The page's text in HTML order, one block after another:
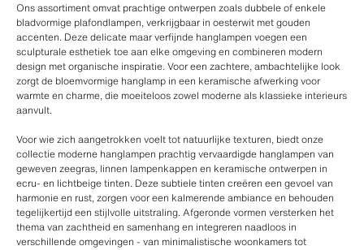
Ons assortiment omvat prachtige ontwerpen zoals dubbele of enkele
bladvormige plafondlampen, verkrijgbaar in oesterwit met gouden
accenten. Deze delicate maar verfijnde hanglampen voegen een
sculpturale esthetiek toe aan elke omgeving en combineren modern
design met organische inspiratie. Voor een zachtere, ambachtelijke look
zorgt de bloemvormige hanglamp in een keramische afwerking voor
warmte en charme, die moeiteloos zowel moderne als klassieke interieurs
aanvult.
Voor wie zich aangetrokken voelt tot natuurlijke texturen, biedt onze
collectie moderne hanglampen prachtig vervaardigde hanglampen van
geweven zeegras, linnen lampenkappen en keramische ontwerpen in
ecru- en lichtbeige tinten. Deze subtiele tinten creëren een gevoel van
harmonie en rust, zorgen voor een kalmerende ambiance en behouden
tegelijkertijd een stijlvolle uitstraling. Afgeronde vormen versterken het
thema van zachtheid en samenhang en integreren naadloos in
verschillende omgevingen - van minimalistische woonkamers tot